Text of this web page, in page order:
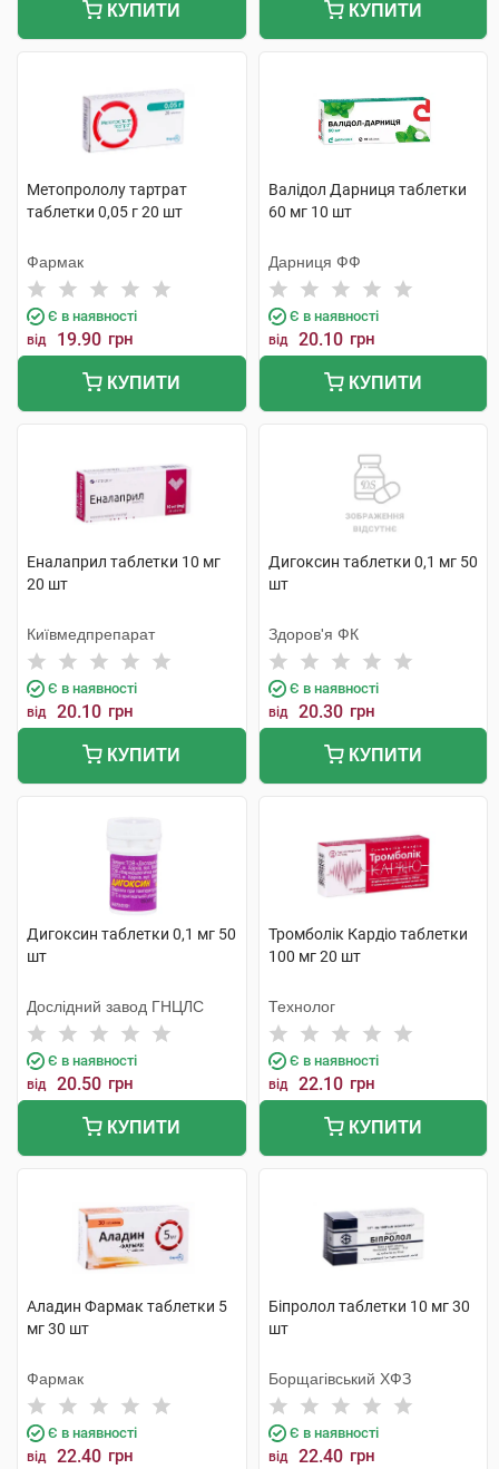
КУПИТИ КУПИТИ
Метопрололу тартрат
таблетки 0,05 г 20 шт
Фармак
Є в наявності
від 19.90 грн
КУПИТИ
Валідол Дарниця таблетки
60 мг 10 шт
Дарниця ФФ
Є в наявності
від 20.10 грн
КУПИТИ
Еналаприл таблетки 10 мг
20 шт
Київмедпрепарат
Є в наявності
від 20.10 грн
КУПИТИ
Дигоксин таблетки 0,1 мг 50
шт
Здоров'я ФК
Є в наявності
від 20.30 грн
КУПИТИ
Дигоксин таблетки 0,1 мг 50
шт
Дослідний завод ГНЦЛС
Є в наявності
від 20.50 грн
КУПИТИ
Тромболік Кардіо таблетки
100 мг 20 шт
Технолог
Є в наявності
від 22.10 грн
КУПИТИ
Аладин Фармак таблетки 5
мг 30 шт
Фармак
Є в наявності
від 22.40 грн
Біпролол таблетки 10 мг 30
шт
Борщагівський ХФЗ
Є в наявності
від 22.40 грн